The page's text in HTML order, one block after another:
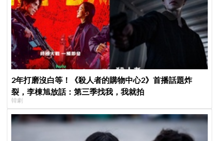
2年打磨沒白等！《殺人者的購物中心2》首播話題炸
裂，李棟旭放話：第三季找我，我就拍
韓劇